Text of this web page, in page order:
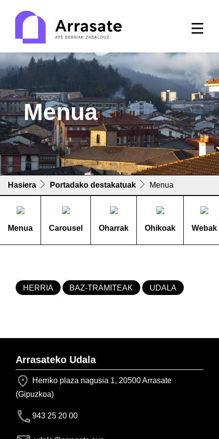
Menua
Hasiera Portadako destakatuak Menua
Menua Carousel Oharrak Ohikoak Webak
HERRIA BAZ-TRAMITEAK UDALA
Arrasateko Udala
Herriko plaza nagusia 1, 20500 Arrasate
(Gipuzkoa)
943 25 20 00